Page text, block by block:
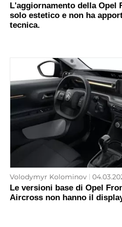
L'aggiornamento della Opel
solo estetico e non ha
tecnica.
Volodymyr Kolominov
Le versioni base di Opel
Aircross non hanno il